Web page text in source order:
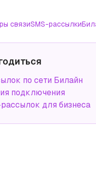
связиSMS-рассылки
по сети Билайн
подключения
для бизнеса